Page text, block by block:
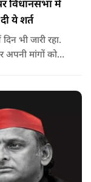
विधानसभा में
ये शर्त
भी जारी रहा.
अपनी मांगों को